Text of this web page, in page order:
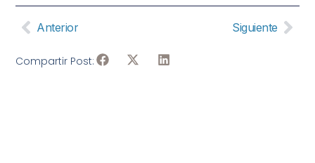
Anterior Siguiente
Compartir Post: